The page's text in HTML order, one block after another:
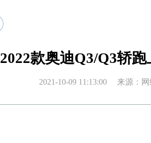
2022款奥迪Q3/Q3轿
2021-10-09 11:13:00 来源：